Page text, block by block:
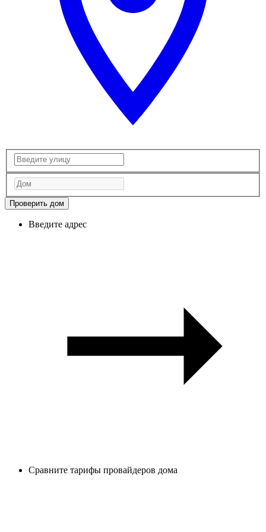
Проверить дом
Введите адрес
Сравните тарифы провайдеров дома